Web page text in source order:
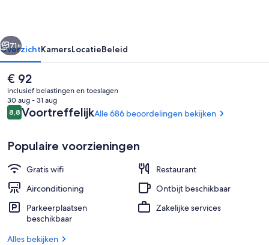
Binnenplaats
Volgende
71+
OverzichtKamersLocatieBeleid
De
huidige
prijs
is
€ 92
€ 92
inclusief belastingen en toeslagen
30 aug - 31 aug
Beoordelingen
8,88,8 op 10 –
VoortreffelijkAlle 686 beoordelingen bekijken
Populaire voorzieningen
Gratis wifi
Restaurant
Airconditioning
Ontbijt beschikbaar
Parkeerplaatsen
beschikbaar
Zakelijke services
Alles bekijken